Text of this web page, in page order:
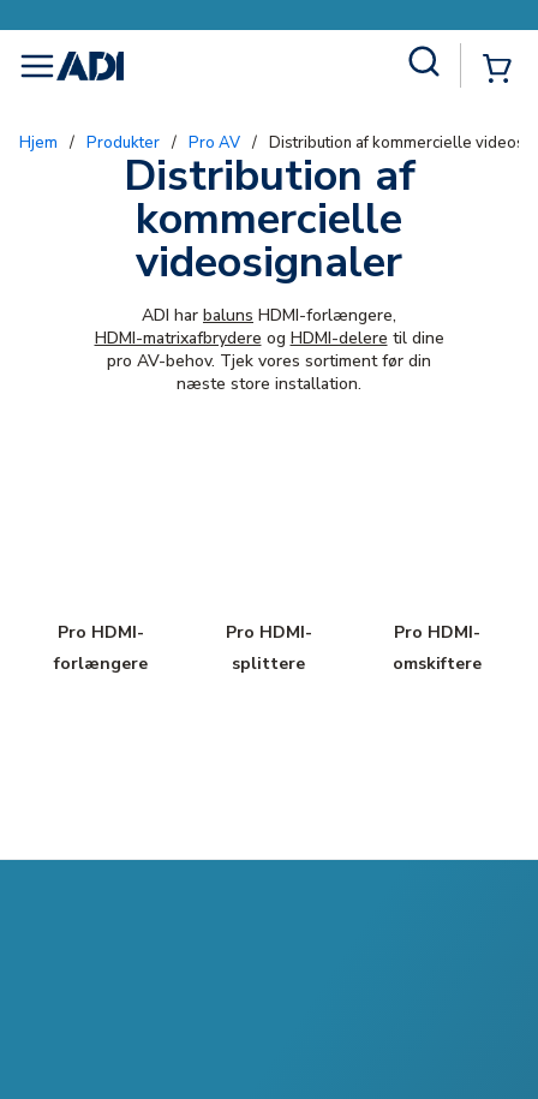
menu
Hjem / Produkter / Pro AV / Distribution af kommercielle
Distribution af
kommercielle
videosignaler
ADI har baluns HDMI-forlængere,
HDMI-matrixafbrydere og HDMI-delere til dine
pro AV-behov. Tjek vores sortiment før din
næste store installation.
Pro HDMI-
forlængere
Pro HDMI-
splittere
Pro HDMI-
omskiftere